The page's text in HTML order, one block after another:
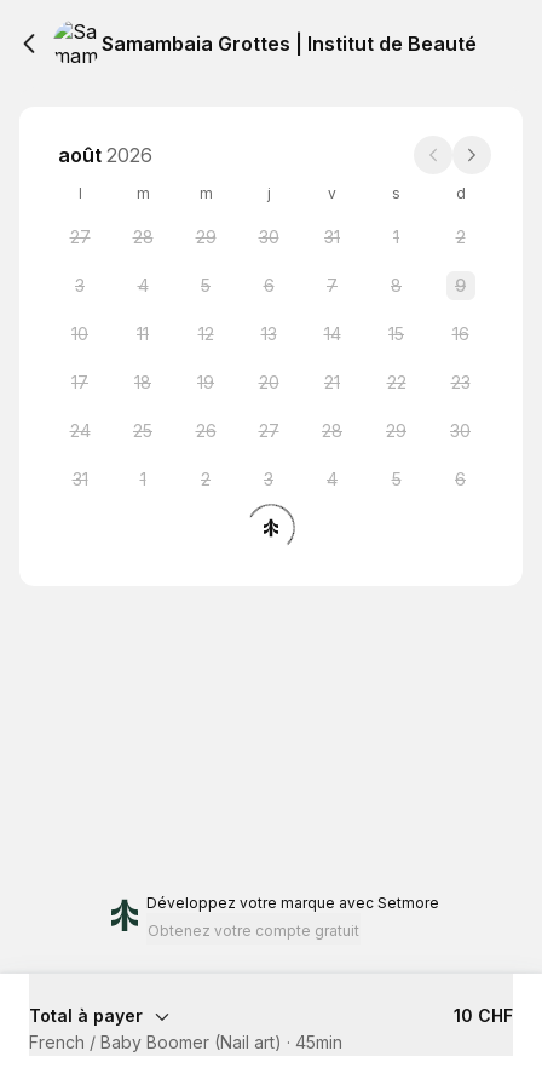
Samambaia Grottes | Institut de Beauté
août 2026
l m m j v s d
27 28 29 30 31 1 2
3 4 5 6 7 8 9
10 11 12 13 14 15 16
17 18 19 20 21 22 23
24 25 26 27 28 29 30
31 1 2 3 4 5 6
Développez votre marque avec Setmore
Obtenez votre compte gratuit
Total à payer
10 CHF
French / Baby Boomer (Nail art) · 45min